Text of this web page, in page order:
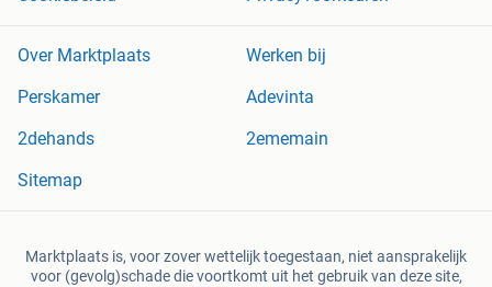
Over Marktplaats
Werken bij
Perskamer
Adevinta
2dehands
2ememain
Sitemap
Marktplaats is, voor zover wettelijk toegestaan, niet aansprakelijk
voor (gevolg)schade die voortkomt uit het gebruik van deze site,